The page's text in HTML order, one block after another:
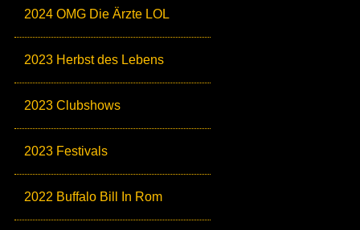
2024 OMG Die Ärzte LOL
2023 Herbst des Lebens
2023 Clubshows
2023 Festivals
2022 Buffalo Bill In Rom